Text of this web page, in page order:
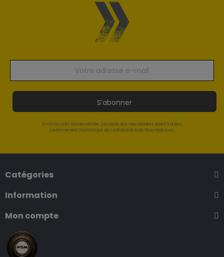
S’abonner
En m'inscrivant à la newsletter, j'accepte que mes données soient traitées
conformément à la Politique de confidentialité de Woomban.com.
Catégories
Information
Mon compte